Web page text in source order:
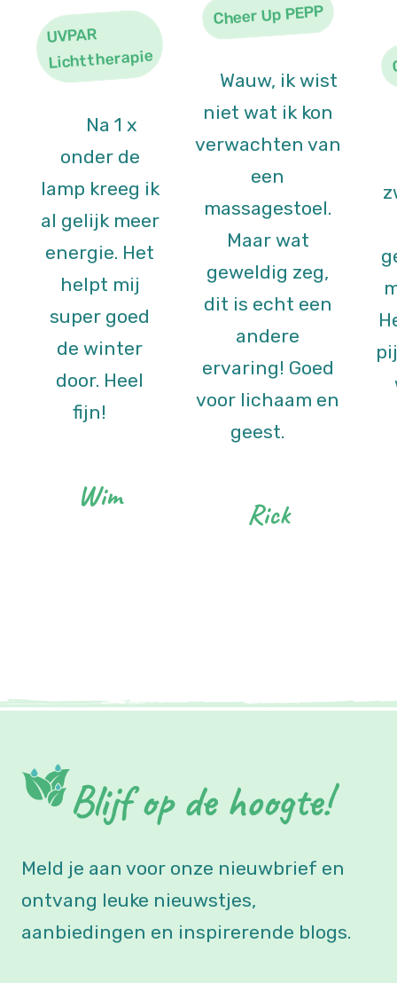
UVPAR
Lichttherapie
Na 1 x
onder de
lamp kreeg ik
al gelijk meer
energie. Het
helpt mij
super goed
de winter
door. Heel
fijn!
Wim
Cheer Up PEPP
Wauw, ik wist
niet wat ik kon
verwachten van
een
massagestoel.
Maar wat
geweldig zeg,
dit is echt een
andere
ervaring! Goed
voor lichaam en
geest.
Rick
Blijf op de hoogte!
Meld je aan voor onze nieuwbrief en
ontvang leuke nieuwstjes,
aanbiedingen en inspirerende blogs.